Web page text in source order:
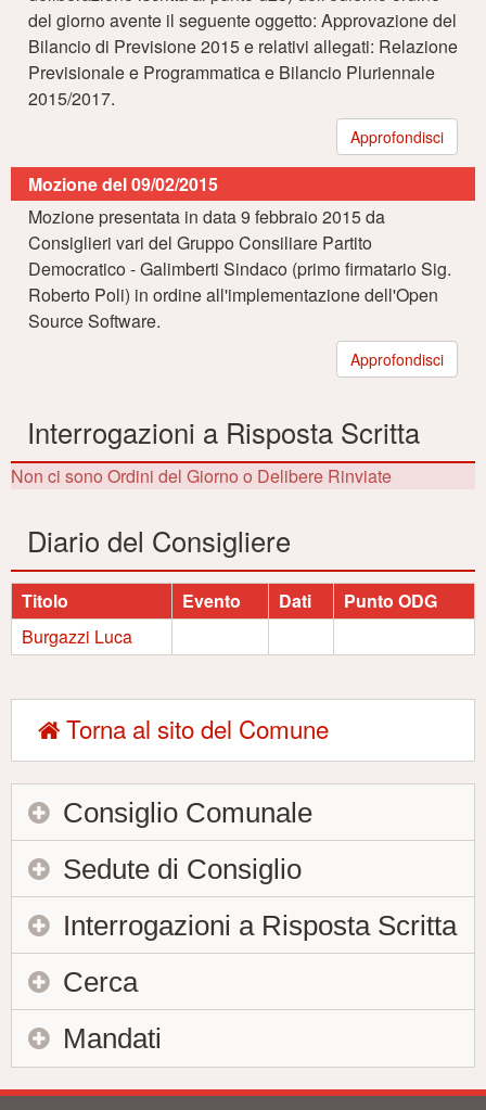
del giorno avente il seguente oggetto: Approvazione del
Bilancio di Previsione 2015 e relativi allegati: Relazione
Previsionale e Programmatica e Bilancio Pluriennale
2015/2017.
Approfondisci
Mozione del 09/02/2015
Mozione presentata in data 9 febbraio 2015 da
Consiglieri vari del Gruppo Consiliare Partito
Democratico - Galimberti Sindaco (primo firmatario Sig.
Roberto Poli) in ordine all'implementazione dell'Open
Source Software.
Approfondisci
Interrogazioni a Risposta Scritta
Non ci sono Ordini del Giorno o Delibere Rinviate
Diario del Consigliere
Titolo Evento Dati
Punto ODG
Burgazzi Luca
Torna al sito del Comune
Consiglio Comunale
Sedute di Consiglio
Interrogazioni a Risposta Scritta
Cerca
Mandati